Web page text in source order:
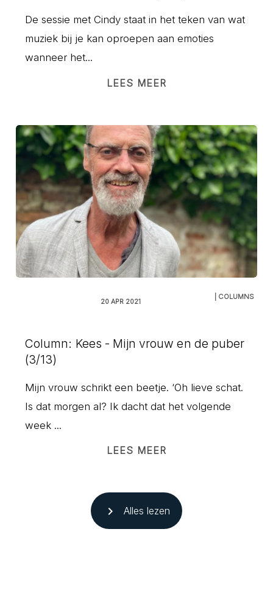
De sessie met Cindy staat in het teken van wat
muziek bij je kan oproepen aan emoties
wanneer het...
LEES MEER
20 APR 2021
| COLUMNS
Column: Kees - Mijn vrouw en de puber
(3/13)
Mijn vrouw schrikt een beetje. ‘Oh lieve schat.
Is dat morgen al? Ik dacht dat het volgende
week ...
LEES MEER
navigate_next Alles lezen